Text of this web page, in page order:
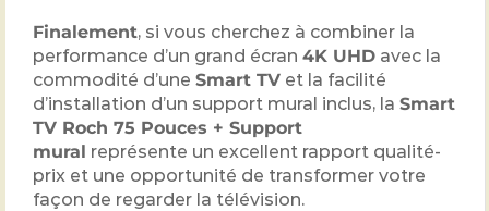
Finalement, si vous cherchez à combiner la
performance d’un grand écran 4K UHD avec la
commodité d’une Smart TV et la facilité
d’installation d’un support mural inclus, la Smart
TV Roch 75 Pouces + Support
mural représente un excellent rapport qualité-
prix et une opportunité de transformer votre
façon de regarder la télévision.